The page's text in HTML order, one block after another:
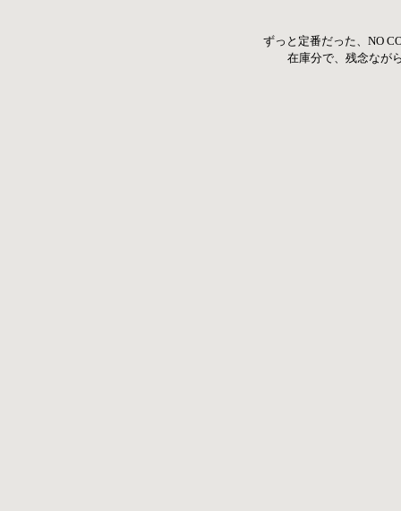
ずっと定番だった、NO
在庫分で、残念なが